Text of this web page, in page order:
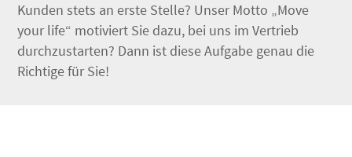
Kunden stets an erste Stelle? Unser Motto „Move
your life“ motiviert Sie dazu, bei uns im Vertrieb
durchzustarten? Dann ist diese Aufgabe genau die
Richtige für Sie!